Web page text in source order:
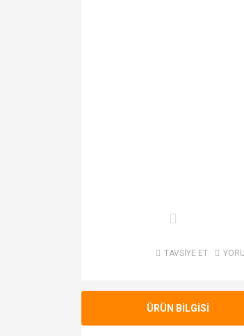
TAVSİYE ET
ÜRÜN BİLGİSİ